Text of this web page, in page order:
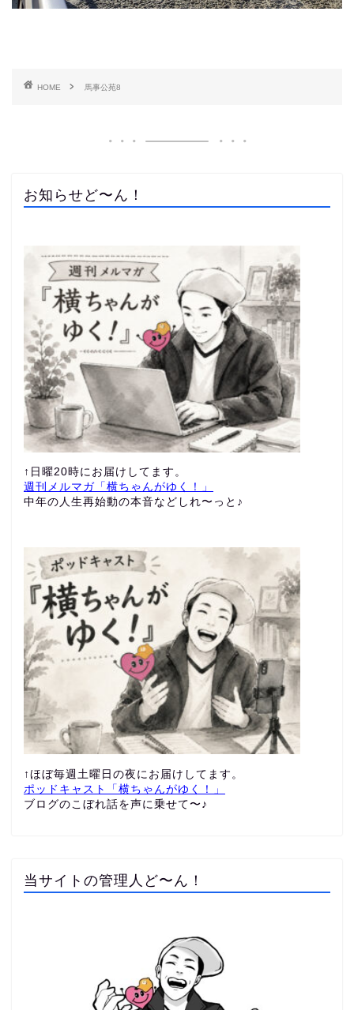
HOME 馬事公苑8
お知らせど〜ん！
↑日曜20時にお届けしてます。
週刊メルマガ「横ちゃんがゆく！」
中年の人生再始動の本音などしれ〜っと♪
↑ほぼ毎週土曜日の夜にお届けしてます。
ポッドキャスト「横ちゃんがゆく！」
ブログのこぼれ話を声に乗せて〜♪
当サイトの管理人ど〜ん！